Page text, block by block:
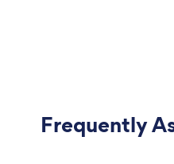
Frequently